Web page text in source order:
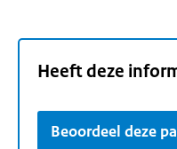
Heeft deze
Beoordeel deze